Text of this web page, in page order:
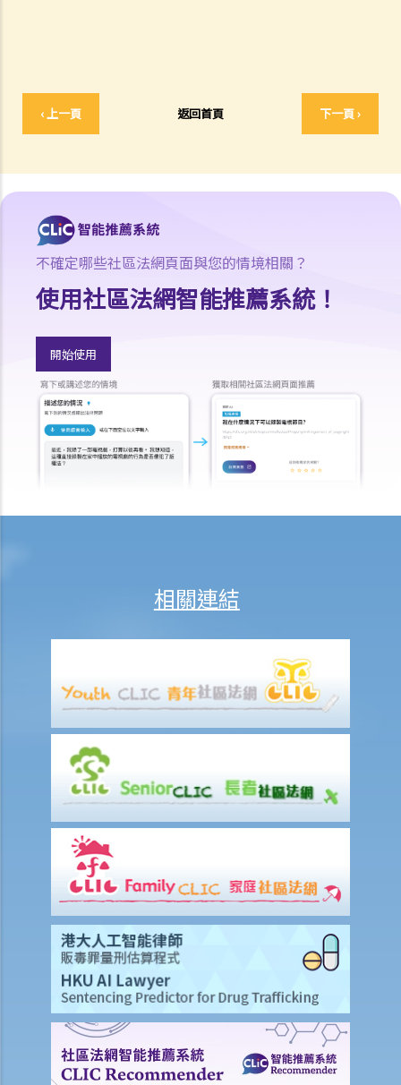
‹ 上一頁 返回首頁 下一頁 ›
否違反僱傭合約？我可否即時終止僱傭合約以及提出索償？
4. 我的工作地方突然被關閉，而自上個月起我便沒有再收到薪金，我認
（或部分）薪金？
6. 如果我上班遲到，我的僱主可以扣除我的工資嗎？
7. 僱主可否單方面減少僱員的工資，安排無薪假，或更改僱傭合約條款
8. 建築及營造行業的總承判商有沒有責任支付次承判商的僱員的工資？
10. 僱主是否必須發放年終雙糧或花紅給僱員？
11. 如何計算年終酬金？我可於何時收取有關的款項？
C. 終止僱傭關係及所需之補償
1. 即時終止僱傭合約
1. 推定終止僱傭合約
2. 不合理更改僱傭合約條款
4. 不合理解僱的補償
2. 我懷疑公司內某銷售員不斷將客戶資料給予本公司的競爭對手，所以
我想解僱此職員。我可否不給予他預先通知（或代通知金）而立刻解僱
2. 我是一名辦公室文員，但老闆經常指令我在貨倉內搬運重物，我認為
此工作與我的職責不符，而老闆亦沒有在我面試時說明此項職責。我可
否不給予他預先通知（或代通知金）而辭職？
3. 僱員幾日沒有上班，但沒有給予理由，僱主可否即時解僱？
4. 我將會以其中一個「有效的解僱理由」 解僱我的職員。我是否需要給
予他預先通知或代通知金？
5. 假如我（作為一名僱員）現正面對「不合理解僱」或「不合理地更改
僱傭合約內之條款」的問題，我怎樣保障自己的權利？
6. 假如我被老闆不合理及不合法地解僱，我怎樣保障自己的權利？
5. 僱主需要給予終止合約的理由嗎？
不確定哪些社區法網頁面與您的情境相關？
使用社區法網智能推薦系統！
開始使用
相關連結